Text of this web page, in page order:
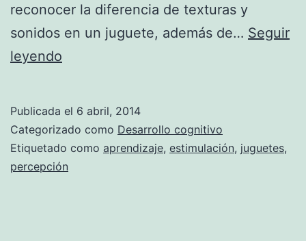
reconocer la diferencia de texturas y
sonidos en un juguete, además de… Seguir
leyendo
manera
de
aprendizaje
Publicada el 6 abril, 2014
Categorizado como Desarrollo cognitivo
Etiquetado como aprendizaje, estimulación, juguetes,
percepción